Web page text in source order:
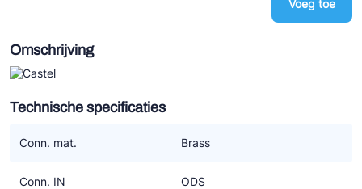
Johnson Controls
Doucette Industries
Ziehl-Abegg
ESK Schultze
Voeg toe
Omschrijving
Technische specificaties
Conn. mat. Brass
Conn. IN ODS